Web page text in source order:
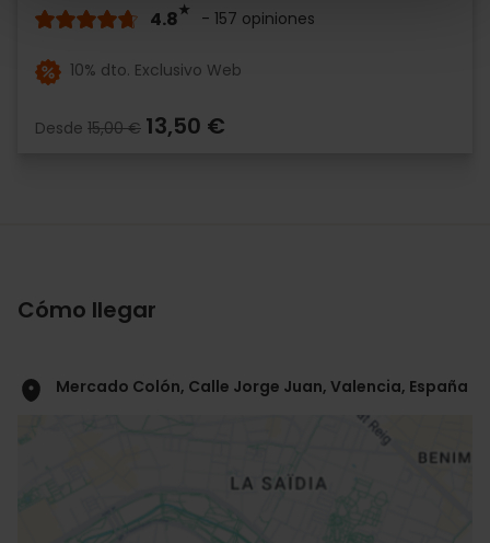
4.8 - 157 opiniones
10% dto. Exclusivo Web
Desde 15,00 € 13,50 €
Cómo llegar
Mercado Colón, Calle Jorge Juan, Valencia, España